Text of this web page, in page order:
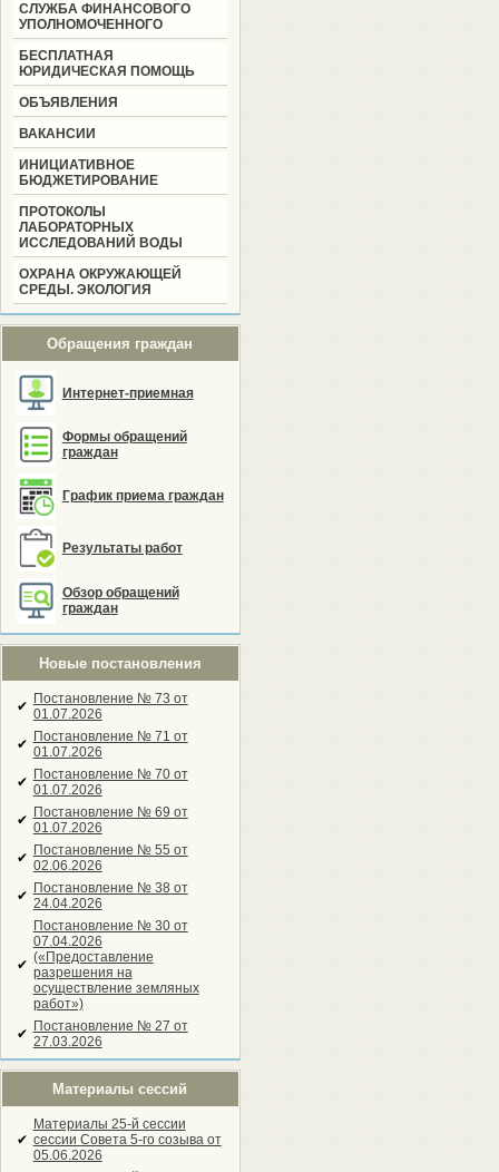
СЛУЖБА ФИНАНСОВОГО
УПОЛНОМОЧЕННОГО
БЕСПЛАТНАЯ
ЮРИДИЧЕСКАЯ ПОМОЩЬ
ОБЪЯВЛЕНИЯ
ВАКАНСИИ
ИНИЦИАТИВНОЕ
БЮДЖЕТИРОВАНИЕ
ПРОТОКОЛЫ
ЛАБОРАТОРНЫХ
ИССЛЕДОВАНИЙ ВОДЫ
ОХРАНА ОКРУЖАЮЩЕЙ
СРЕДЫ. ЭКОЛОГИЯ
Обращения граждан
Интернет-приемная
Формы обращений
граждан
График приема граждан
Результаты работ
Обзор обращений
граждан
Новые постановления
✔ Постановление № 73 от
01.07.2026
✔ Постановление № 71 от
01.07.2026
✔ Постановление № 70 от
01.07.2026
✔ Постановление № 69 от
01.07.2026
✔ Постановление № 55 от
02.06.2026
✔ Постановление № 38 от
24.04.2026
✔
Постановление № 30 от
07.04.2026
(«Предоставление
разрешения на
осуществление земляных
работ»)
✔ Постановление № 27 от
27.03.2026
Материалы сессий
✔
Материалы 25-й сессии
сессии Совета 5-го созыва от
05.06.2026